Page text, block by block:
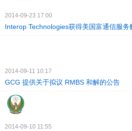
2014-09-23 17:00
Interop Technologies获得美国富通信服务
2014-09-11 10:17
GCG 提供关于拟议 RMBS 和解的公告
2014-09-10 11:55